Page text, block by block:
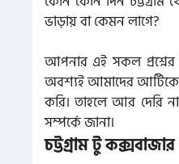
ভাড়ায় বা কেমন লাগে?
আপনার এই সকল প্রশ্নের
অবশ্যই আমাদের
করি। তাহলে আর দেরি
সম্পর্কে জানা।
চট্টগ্রাম টু কক্সবাজার